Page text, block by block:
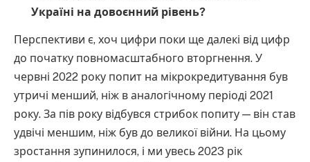
Україні на довоєнний рівень?
Перспективи є, хоч цифри поки ще далекі від цифр
до початку повномасштабного вторгнення. У
червні 2022 року попит на мікрокредитування був
утричі менший, ніж в аналогічному періоді 2021
року. За пів року відбувся стрибок попиту — він став
удвічі меншим, ніж був до великої війни. На цьому
зростання зупинилося, і ми увесь 2023 рік